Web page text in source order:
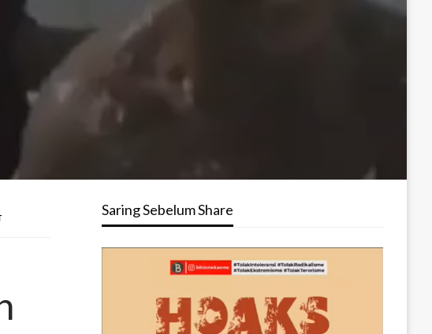
Saring Sebelum Share